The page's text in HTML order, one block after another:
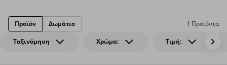
Ταξινόμηση Χρώμα: Τιμή:
1 Προϊόντα
Προϊόν Δωμάτιο